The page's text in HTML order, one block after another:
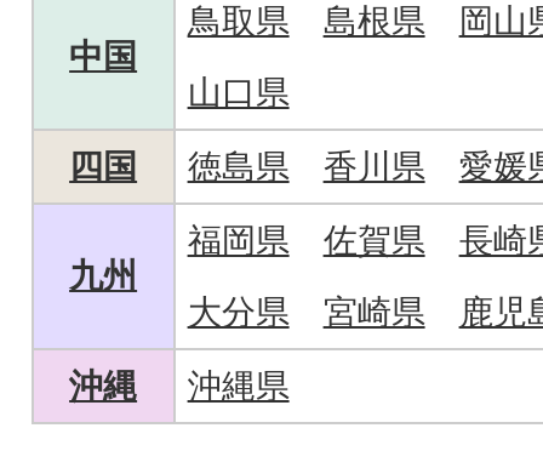
中国
鳥取県 島根県
岡山
山口県
四国
徳島県 香川県 愛媛
九州
福岡県 佐賀県
長崎
大分県
宮崎県
鹿児
沖縄
沖縄県